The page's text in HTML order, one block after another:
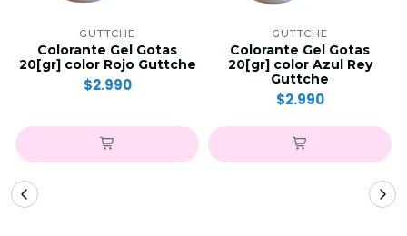
GUTTCHE
Colorante Gel Gotas
20[gr] color Rojo Guttche
$2.990
GUTTCHE
Colorante Gel Gotas
20[gr] color Azul Rey
Guttche
$2.990